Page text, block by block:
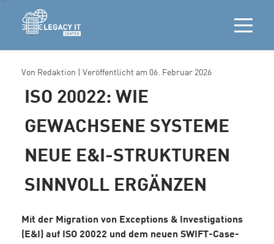
Von Redaktion | Veröffentlicht am 06. Februar 2026
ISO 20022: WIE
GEWACHSENE SYSTEME
NEUE E&I-STRUKTUREN
SINNVOLL ERGÄNZEN
Mit der Migration von Exceptions & Investigations
(E&I) auf ISO 20022 und dem neuen SWIFT-Case-